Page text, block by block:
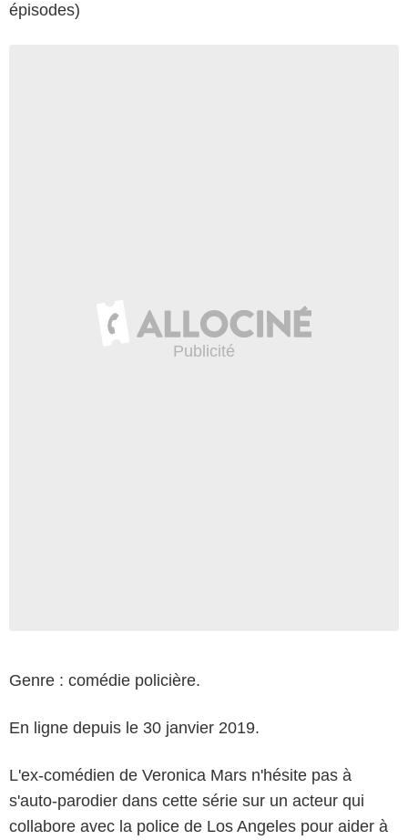
épisodes)
Genre : comédie policière.
En ligne depuis le 30 janvier 2019.
L'ex-comédien de Veronica Mars n'hésite pas à
s'auto-parodier dans cette série sur un acteur qui
collabore avec la police de Los Angeles pour aider à